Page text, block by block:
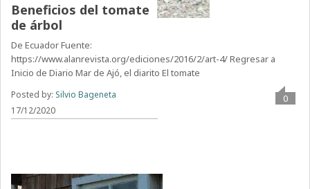
Beneficios del tomate
de árbol
De Ecuador Fuente:
https://www.alanrevista.org/ediciones/2016/2/art-4/ Regresar a
Inicio de Diario Mar de Ajó, el diarito El tomate
Posted by: Silvio Bageneta
17/12/2020
0